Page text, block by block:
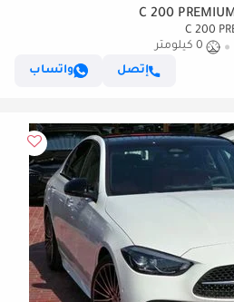
0 كيلومتر
إتصل
واتساب